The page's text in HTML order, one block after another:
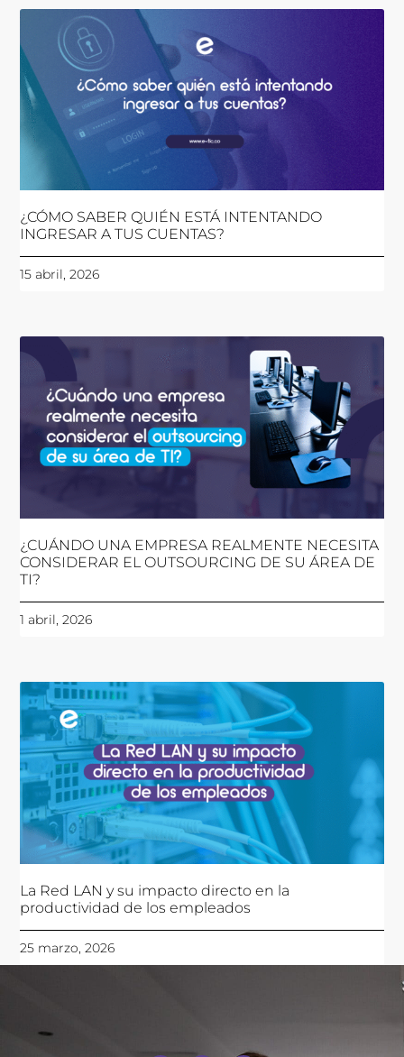
¿CÓMO SABER QUIÉN ESTÁ INTENTANDO
INGRESAR A TUS CUENTAS?
15 abril, 2026
¿CUÁNDO UNA EMPRESA REALMENTE NECESITA
CONSIDERAR EL OUTSOURCING DE SU ÁREA DE
TI?
1 abril, 2026
La Red LAN y su impacto directo en la
productividad de los empleados
25 marzo, 2026